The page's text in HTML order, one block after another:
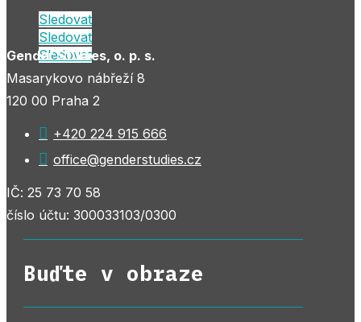
Sledovat
Sledovat
Sledovat
Gender Studies, o. p. s.
Masarykovo nábřeží 8
120 00 Praha 2
 +420 224 915 666
 office@genderstudies.cz
IČ: 25 73 70 58
číslo účtu: 300033103/0300
Buďte v obraze